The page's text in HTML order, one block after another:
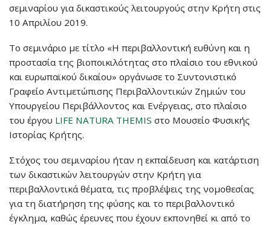
σεμιναρίου για δικαστικούς λειτουργούς στην Κρήτη στις
10 Απριλίου 2019.
Το σεμινάριο με τίτλο «Η περιβαλλοντική ευθύνη και η
προστασία της βιοποικιλότητας στo πλαίσιο του εθνικού
και ευρωπαϊκού δικαίου» οργάνωσε το Συντονιστικό
Γραφείο Αντιμετώπισης Περιβαλλοντικών Ζημιών του
Υπουργείου Περιβάλλοντος και Ενέργειας, στο πλαίσιο
του έργου LIFE NATURA THEMIS στο Μουσείο Φυσικής
Ιστορίας Κρήτης.
Στόχος του σεμιναρίου ήταν η εκπαίδευση και κατάρτιση
των δικαστικών λειτουργών στην Κρήτη για
περιβαλλοντικά θέματα, τις προβλέψεις της νομοθεσίας
για τη διατήρηση της φύσης και το περιβαλλοντικό
έγκλημα, καθώς έρευνες που έχουν εκπονηθεί κι από το